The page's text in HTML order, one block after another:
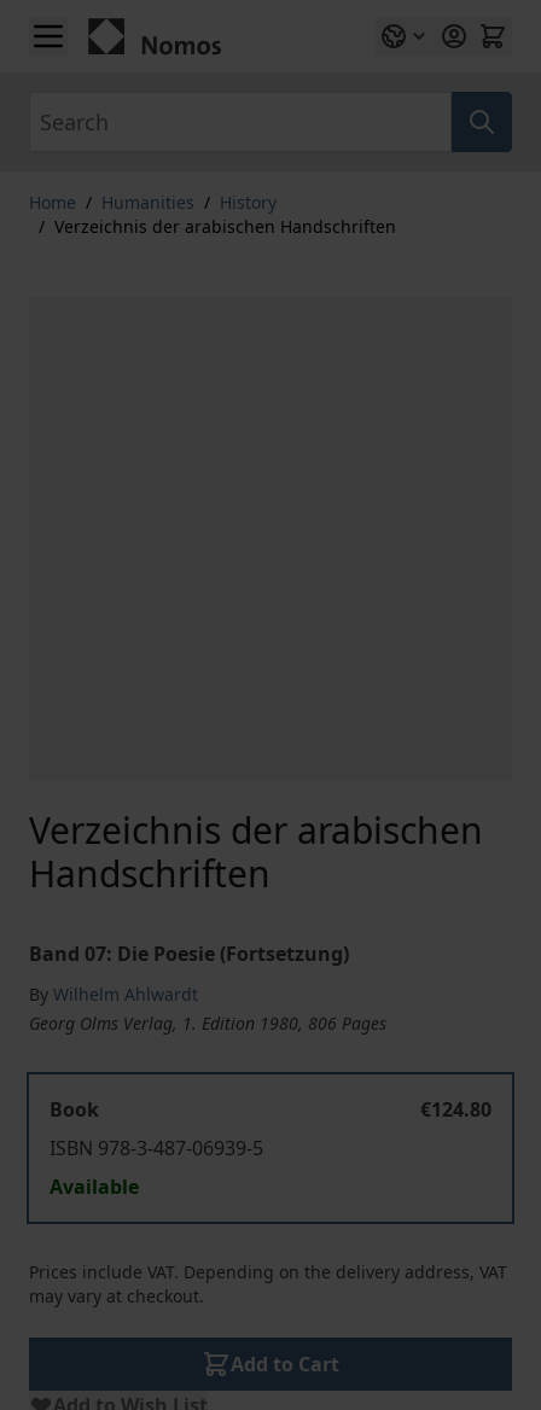
Skip to Content
Home / Humanities / History
/ Verzeichnis der arabischen Handschriften
Verzeichnis der arabischen
Handschriften
Band 07: Die Poesie (Fortsetzung)
By Wilhelm Ahlwardt
Georg Olms Verlag, 1. Edition 1980, 806 Pages
Book
€124.80
ISBN 978-3-487-06939-5
Available
Prices include VAT. Depending on the delivery address, VAT
may vary at checkout.
Add to Cart